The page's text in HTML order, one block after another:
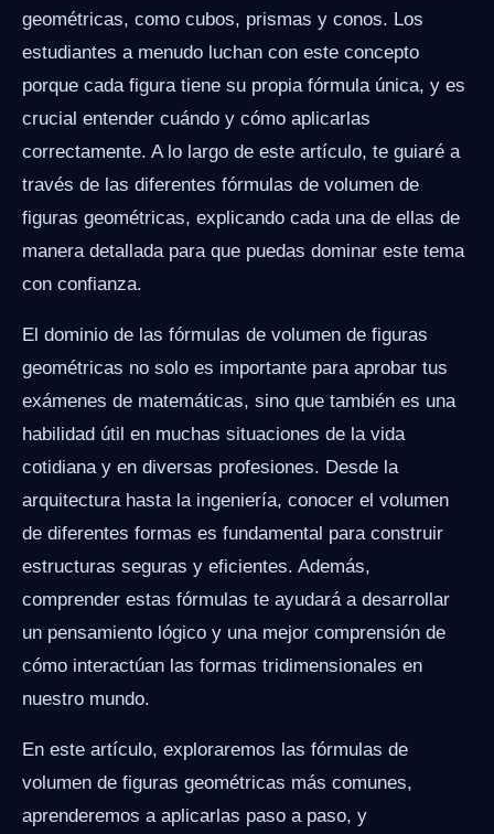
geométricas, como cubos, prismas y conos. Los
estudiantes a menudo luchan con este concepto
porque cada figura tiene su propia fórmula única, y es
crucial entender cuándo y cómo aplicarlas
correctamente. A lo largo de este artículo, te guiaré a
través de las diferentes fórmulas de volumen de
figuras geométricas, explicando cada una de ellas de
manera detallada para que puedas dominar este tema
con confianza.
El dominio de las fórmulas de volumen de figuras
geométricas no solo es importante para aprobar tus
exámenes de matemáticas, sino que también es una
habilidad útil en muchas situaciones de la vida
cotidiana y en diversas profesiones. Desde la
arquitectura hasta la ingeniería, conocer el volumen
de diferentes formas es fundamental para construir
estructuras seguras y eficientes. Además,
comprender estas fórmulas te ayudará a desarrollar
un pensamiento lógico y una mejor comprensión de
cómo interactúan las formas tridimensionales en
nuestro mundo.
En este artículo, exploraremos las fórmulas de
volumen de figuras geométricas más comunes,
aprenderemos a aplicarlas paso a paso, y